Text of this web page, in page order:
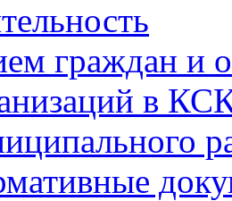
граждан и
в